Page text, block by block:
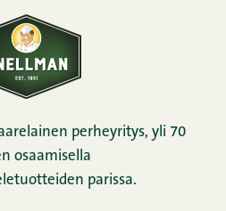
perheyritys, yli 70
osaamisella
parissa.